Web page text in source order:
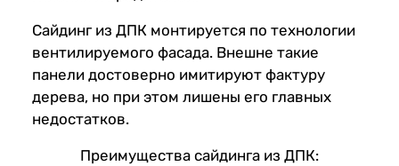
Сайдинг из ДПК монтируется по технологии
вентилируемого фасада. Внешне такие
панели достоверно имитируют фактуру
дерева, но при этом лишены его главных
недостатков.
Преимущества сайдинга из ДПК: